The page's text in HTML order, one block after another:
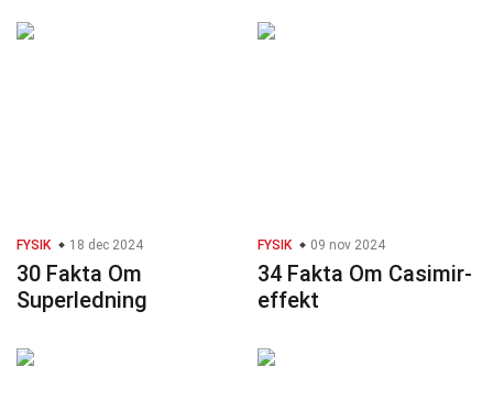
FYSIK 18 dec 2024
30 Fakta Om
Superledning
FYSIK 09 nov 2024
34 Fakta Om Casimir-
effekt